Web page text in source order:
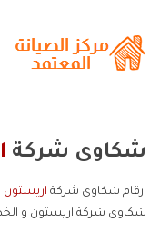
شكاوى شركة
ارقام شكاوى شركة اريستون
شكاوى شركة اريستون و